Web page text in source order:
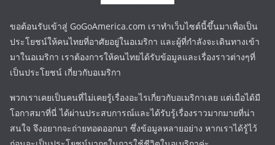
ขอต้อนรับเข้าสู่ GoGoAmerica.com เราทำเว็บไซต์นี้ขึ้นมาเพื่อเป็น
ประโยชน์ให้คนไทยที่อาศัยอยู่ในอเมริกา และผู้ที่กำลังจะเดินทางเข้า
มาในอเมริกา เราต้องการให้คนไทยได้รับข้อมูลและเรื่องราวต่างๆที่
เป็นประโยชน์ เกี่ยวกับอเมริกา
พวกเราเคยเป็นคนที่ไม่เคยรู้เรื่องอะไรเกี่ยวกับอเมริกาเลย แต่เมื่อได้มี
โอกาสมาที่นี่ ได้ผ่านประสบการณ์และได้รับรู้เรื่องราวมากมายที่น่า
สนใจ จึงอยากจะถ่ายทอดออกมา ซึ่งข้อมูลหลายอย่าง หากเราได้รู้ไว้